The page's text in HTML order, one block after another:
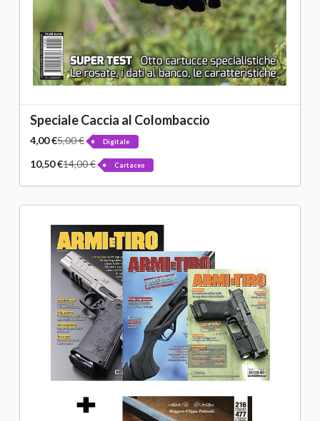
Speciale Caccia al Colombaccio
4,00 €5,00 € Digitale
10,50 €14,00 € Cartaceo